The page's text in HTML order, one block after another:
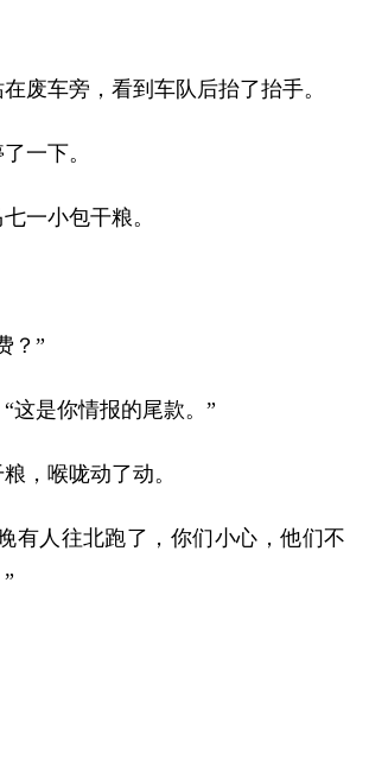
废车旁，看到车队后抬了抬手。
一下。
一小包干粮。
？”
这是你情报的尾款。”
，喉咙动了动。
有人往北跑了，你们小心，他们不